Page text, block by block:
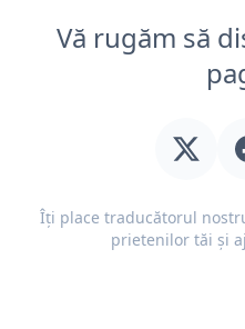
Vă rugăm să
Îți place traducătorul
prietenilor tăi și